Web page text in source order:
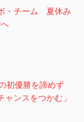
・チーム 夏休み
初優勝を諦めず
ャンスをつかむ」